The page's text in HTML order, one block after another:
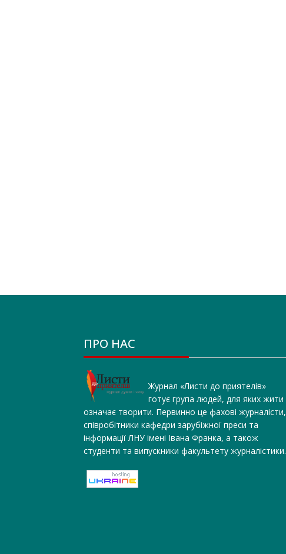
ПРО НАС
Журнал «Листи до приятелів»
готує група людей, для яких жити
означає творити. Первинно це фахові журналісти,
співробітники кафедри зарубіжної преси та
інформації ЛНУ імені Івана Франка, а також
студенти та випускники факультету журналістики.